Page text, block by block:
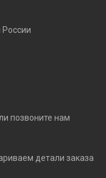
России
позвоните нам
детали заказа